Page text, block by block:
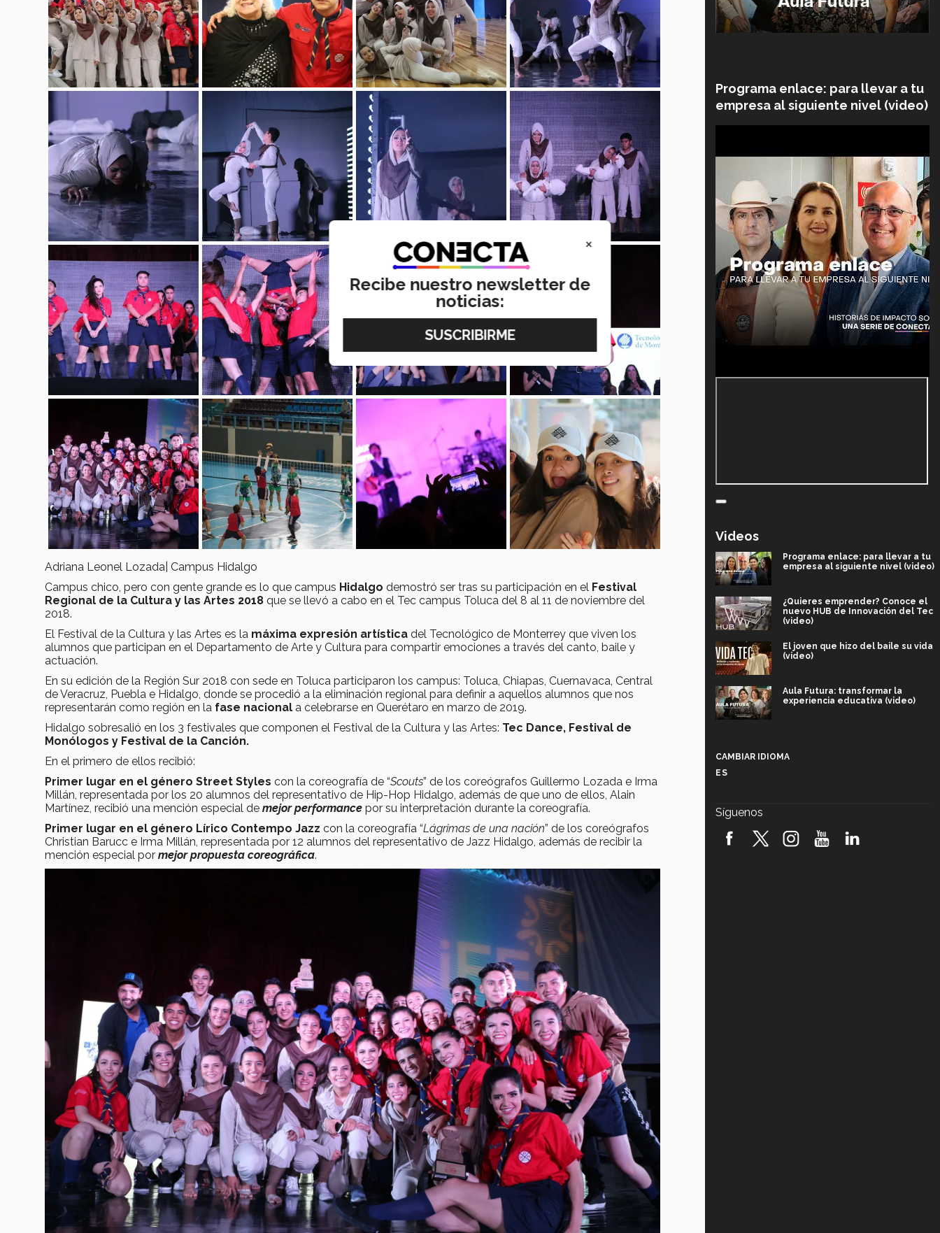
Adriana Leonel Lozada| Campus Hidalgo
Campus chico, pero con gente grande es lo que campus Hidalgo demostró ser tras su participación en el Festival
Regional de la Cultura y las Artes 2018 que se llevó a cabo en el Tec campus Toluca del 8 al 11 de noviembre del
2018.
El Festival de la Cultura y las Artes es la máxima expresión artística del Tecnológico de Monterrey que viven los
alumnos que participan en el Departamento de Arte y Cultura para compartir emociones a través del canto, baile y
actuación.
En su edición de la Región Sur 2018 con sede en Toluca participaron los campus: Toluca, Chiapas, Cuernavaca, Central
de Veracruz, Puebla e Hidalgo, donde se procedió a la eliminación regional para definir a aquellos alumnos que nos
representarán como región en la fase nacional a celebrarse en Querétaro en marzo de 2019.
Hidalgo sobresalió en los 3 festivales que componen el Festival de la Cultura y las Artes: Tec Dance, Festival de
Monólogos y Festival de la Canción.
En el primero de ellos recibió:
Primer lugar en el género Street Styles con la coreografía de “Scouts” de los coreógrafos Guillermo Lozada e Irma
Millán, representada por los 20 alumnos del representativo de Hip-Hop Hidalgo, además de que uno de ellos, Alain
Martínez, recibió una mención especial de mejor performance por su interpretación durante la coreografía.
Primer lugar en el género Lírico Contempo Jazz con la coreografía “Lágrimas de una nación” de los coreógrafos
Christian Barucc e Irma Millán, representada por 12 alumnos del representativo de Jazz Hidalgo, además de recibir la
mención especial por mejor propuesta coreográfica.
Programa enlace: para llevar a tu
empresa al siguiente nivel (video)
Videos
Programa enlace: para llevar a tu
empresa al siguiente nivel (video)
¿Quieres emprender? Conoce el
nuevo HUB de Innovación del Tec
(video)
El joven que hizo del baile su vida
(video)
Aula Futura: transformar la
experiencia educativa (video)
robótica FIRST 2026! (video)
CAMBIAR IDIOMA
ES
Síguenos
×
Recibe nuestro newsletter de
noticias: